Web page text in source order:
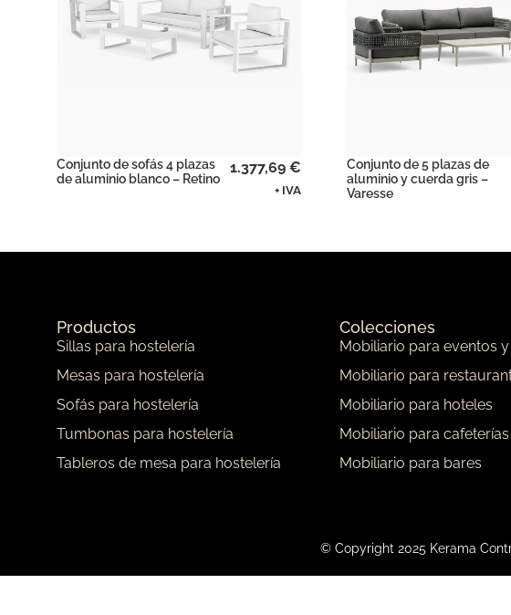
Conjunto de sofás 4 plazas
de aluminio blanco – Retino
1.377,69 €
+ IVA
Conjunto de 5 plazas de
aluminio y cuerda gris –
Varesse
Productos
Sillas para hostelería
Mesas para hostelería
Sofás para hostelería
Tumbonas para hostelería
Tableros de mesa para hostelería
Colecciones
Mobiliario para eventos
Mobiliario para
Mobiliario para hoteles
Mobiliario para cafeterías
Mobiliario para bares
© Copyright 2025 Kerama